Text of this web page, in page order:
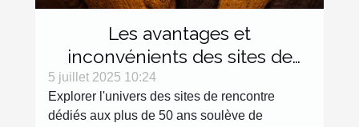
Les avantages et
inconvénients des sites de
rencontre dédiés aux plus de
50 ans
5 juillet 2025 10:24
Explorer l'univers des sites de rencontre
dédiés aux plus de 50 ans soulève de